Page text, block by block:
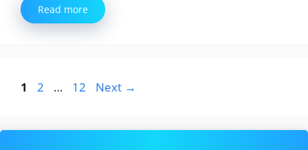
Read more
Page
1 Page
2 … Page
12 Next →